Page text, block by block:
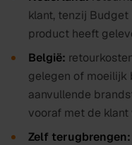
klant, tenzij
product heeft
België:
gelegen of moeilijk
aanvullende
vooraf met de
Zelf terugbrengen: